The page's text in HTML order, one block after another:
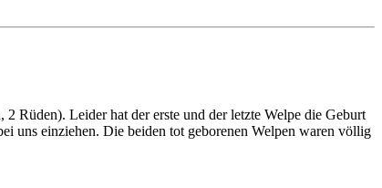
Rüden). Leider hat der erste und der letzte Welpe die Geburt
uns einziehen. Die beiden tot geborenen Welpen waren völlig